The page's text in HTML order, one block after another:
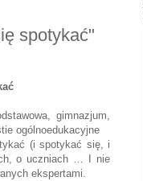
spotykać"
gimnazjum,
ogólnoedukacyjne
(i spotykać się, i
o uczniach … I nie
ekspertami.